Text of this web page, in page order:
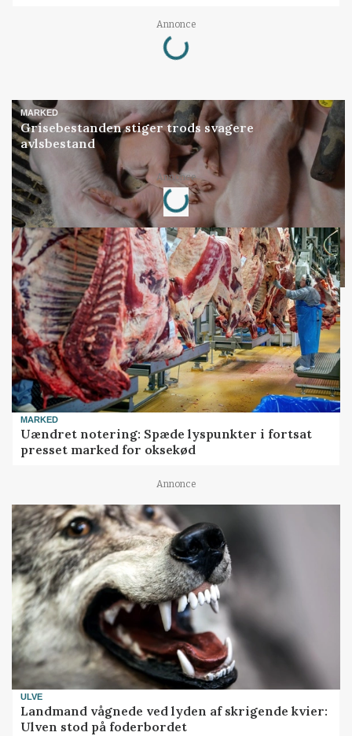
Annonce
Loading...
MARKED
Grisebestanden stiger trods svagere
avlsbestand
Annonce
Loading...
MARKED
Uændret notering: Spæde lyspunkter i fortsat
presset marked for oksekød
Annonce
ULVE
Landmand vågnede ved lyden af skrigende kvier:
Ulven stod på foderbordet